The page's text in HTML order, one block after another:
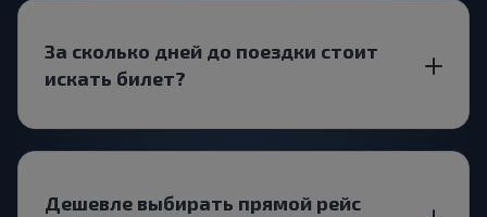
За сколько дней до поездки стоит
искать билет?
Дешевле выбирать прямой рейс